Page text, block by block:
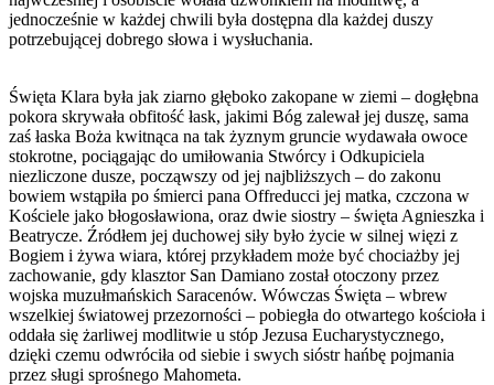
jednocześnie w każdej chwili była dostępna dla każdej duszy
potrzebującej dobrego słowa i wysłuchania.
Święta Klara była jak ziarno głęboko zakopane w ziemi – dogłębna
pokora skrywała obfitość łask, jakimi Bóg zalewał jej duszę, sama
zaś łaska Boża kwitnąca na tak żyznym gruncie wydawała owoce
stokrotne, pociągając do umiłowania Stwórcy i Odkupiciela
niezliczone dusze, począwszy od jej najbliższych – do zakonu
bowiem wstąpiła po śmierci pana Offreducci jej matka, czczona w
Kościele jako błogosławiona, oraz dwie siostry – święta Agnieszka i
Beatrycze. Źródłem jej duchowej siły było życie w silnej więzi z
Bogiem i żywa wiara, której przykładem może być chociażby jej
zachowanie, gdy klasztor San Damiano został otoczony przez
wojska muzułmańskich Saracenów. Wówczas Święta – wbrew
wszelkiej światowej przezorności – pobiegła do otwartego kościoła i
oddała się żarliwej modlitwie u stóp Jezusa Eucharystycznego,
dzięki czemu odwróciła od siebie i swych sióstr hańbę pojmania
przez sługi sprośnego Mahometa.